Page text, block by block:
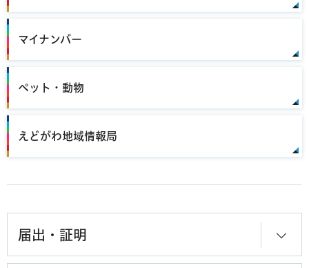
マイナンバー
ペット・動物
えどがわ地域情報局
届出・証明